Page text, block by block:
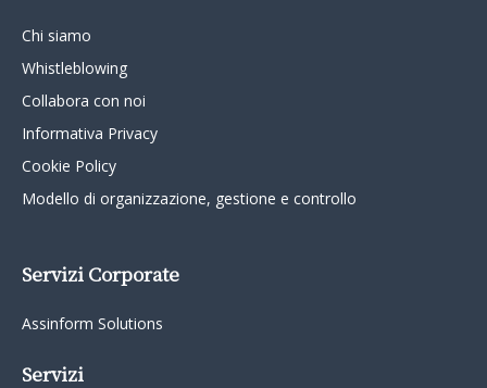
Chi siamo
Whistleblowing
Collabora con noi
Informativa Privacy
Cookie Policy
Modello di organizzazione, gestione e controllo
Servizi Corporate
Assinform Solutions
Servizi